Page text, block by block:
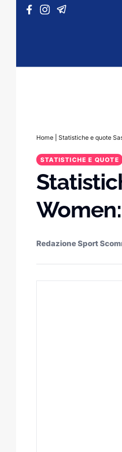
Vai al contenuto
Home Statistiche e quote
STATISTICHE E QUOTE
Redazione Sport